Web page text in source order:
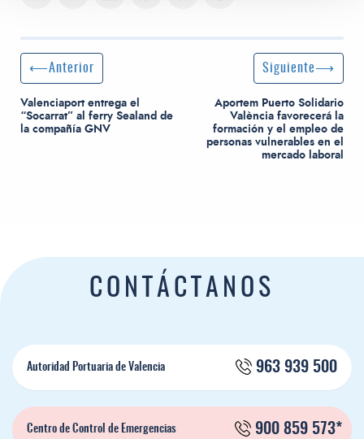
Navegación de entradas
Entrada anterior:
Anterior
Valenciaport entrega el
“Socarrat” al ferry Sealand de
la compañía GNV
Siguiente entrada
Siguiente
Aportem Puerto Solidario
València favorecerá la
formación y el empleo de
personas vulnerables en el
mercado laboral
CONTÁCTANOS
Autoridad Portuaria de Valencia 963 939 500
Centro de Control de Emergencias 900 859 573*